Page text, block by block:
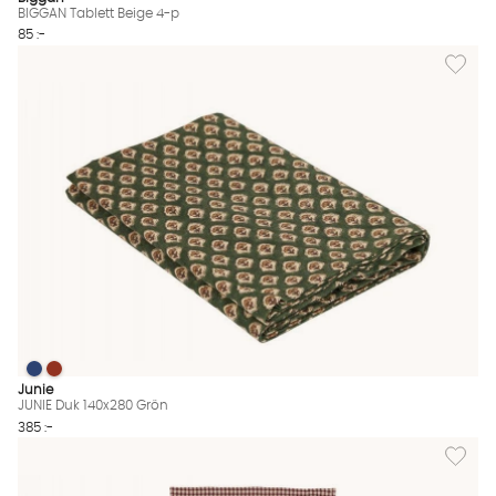
BIGGAN Tablett Beige 4-p
85 :-
Lägg
JUNIE Duk 140x280 Grön Finns även i dessa färger:
JUNIE Duk 140x280 Grön
JUNIE Duk 140x280 Grön
Junie
JUNIE Duk 140x280 Grön
385 :-
Lägg